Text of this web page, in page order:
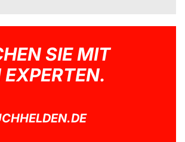
SIE MIT